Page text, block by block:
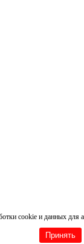
cookie и данных для
Принять